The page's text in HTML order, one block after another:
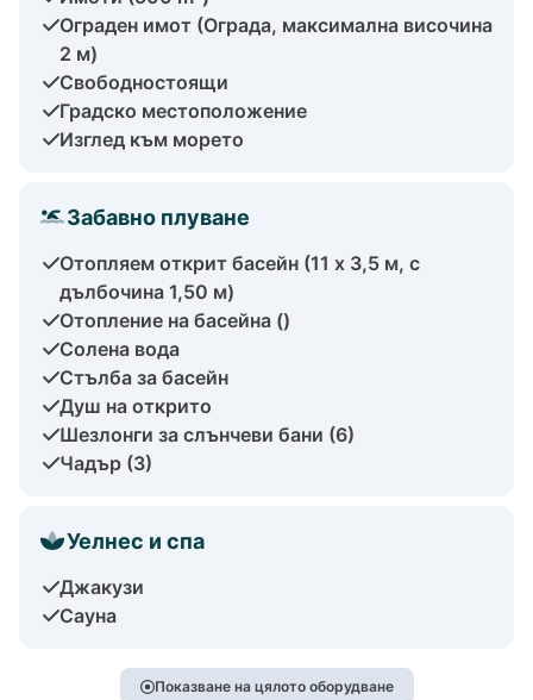
Ограден имот (Ограда, максимална височина
2 м)
Свободностоящи
Градско местоположение
Изглед към морето
Забавно плуване
Отопляем открит басейн (11 х 3,5 м, с
дълбочина 1,50 м)
Отопление на басейна ()
Солена вода
Стълба за басейн
Душ на открито
Шезлонги за слънчеви бани (6)
Чадър (3)
Уелнес и спа
Джакузи
Сауна
Показване на цялото оборудване